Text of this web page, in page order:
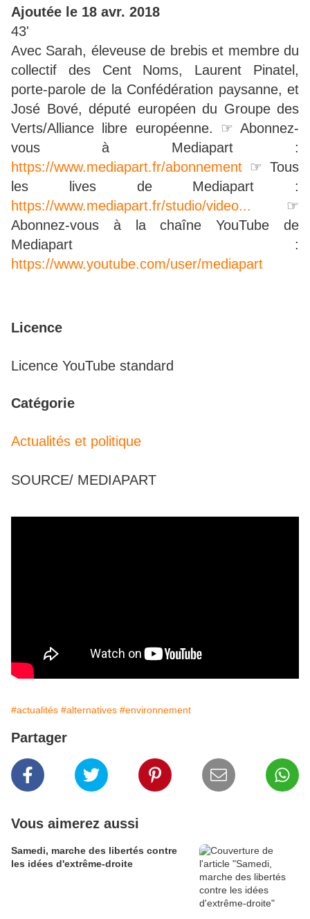
Ajoutée le 18 avr. 2018
43'
Avec Sarah, éleveuse de brebis et membre du
collectif des Cent Noms, Laurent Pinatel,
porte-parole de la Confédération paysanne, et
José Bové, député européen du Groupe des
Verts/Alliance libre européenne. ☞ Abonnez-
vous à Mediapart :
https://www.mediapart.fr/abonnement ☞ Tous
les lives de Mediapart :
https://www.mediapart.fr/studio/video... ☞
Abonnez-vous à la chaîne YouTube de
Mediapart :
https://www.youtube.com/user/mediapart
Licence
Licence YouTube standard
Catégorie
Actualités et politique
SOURCE/ MEDIAPART
#actualités #alternatives #environnement
Partager
Vous aimerez aussi
Samedi, marche des libertés contre
les idées d'extrême-droite